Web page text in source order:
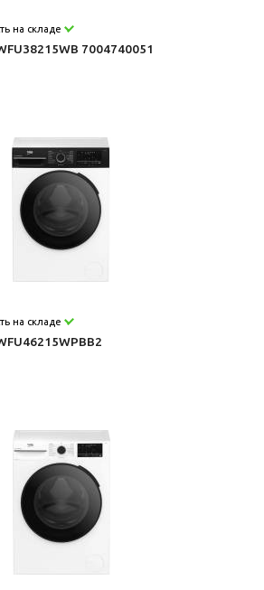
на складе
7004740051
на складе